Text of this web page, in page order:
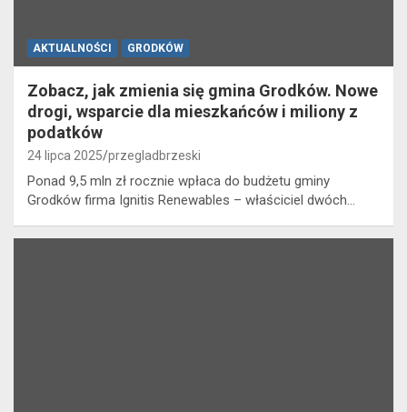
AKTUALNOŚCI GRODKÓW
Zobacz, jak zmienia się gmina Grodków. Nowe
drogi, wsparcie dla mieszkańców i miliony z
podatków
24 lipca 2025 przegladbrzeski
Ponad 9,5 mln zł rocznie wpłaca do budżetu gminy
Grodków firma Ignitis Renewables – właściciel dwóch…